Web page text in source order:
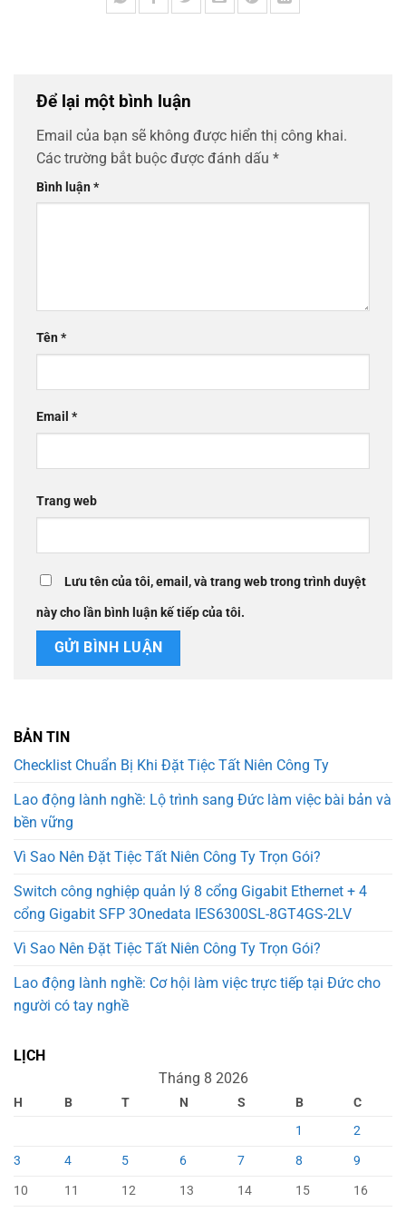
Để lại một bình luận
Email của bạn sẽ không được hiển thị công khai.
Các trường bắt buộc được đánh dấu *
Bình luận*
Tên*
Email *
Trang web
Lưu tên của tôi, email, và trang web trong trình duyệt
này cho lần bình luận kế tiếp của tôi.
BẢN TIN
Checklist Chuẩn Bị Khi Đặt Tiệc Tất Niên Công Ty
Lao động lành nghề: Lộ trình sang Đức làm việc bài bản và
bền vững
Vì Sao Nên Đặt Tiệc Tất Niên Công Ty Trọn Gói?
Switch công nghiệp quản lý 8 cổng Gigabit Ethernet + 4
cổng Gigabit SFP 3Onedata IES6300SL-8GT4GS-2LV
Vì Sao Nên Đặt Tiệc Tất Niên Công Ty Trọn Gói?
Lao động lành nghề: Cơ hội làm việc trực tiếp tại Đức cho
người có tay nghề
LỊCH
Tháng 8 2026
H B T N S B
C
1
2
3
4 5 6 7 8
9
10
11 12 13 14 15
16